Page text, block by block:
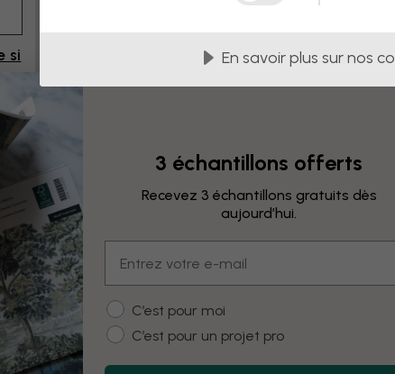
si
de modifications
Modifier
3 échantillons offerts
Recevez 3 échantillons gratuits dès
aujourd’hui.
Customer type
C’est pour moi
C’est pour un projet pro
En savoir plus sur nos